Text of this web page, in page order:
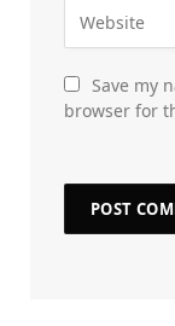
Save my
browser for